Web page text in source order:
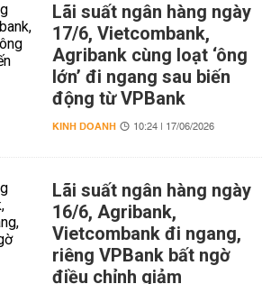
Lãi suất ngân hàng ngày
17/6, Vietcombank,
Agribank cùng loạt ‘ông
lớn’ đi ngang sau biến
động từ VPBank
KINH DOANH 10:24 | 17/06/2026
Lãi suất ngân hàng ngày
16/6, Agribank,
Vietcombank đi ngang,
riêng VPBank bất ngờ
điều chỉnh giảm